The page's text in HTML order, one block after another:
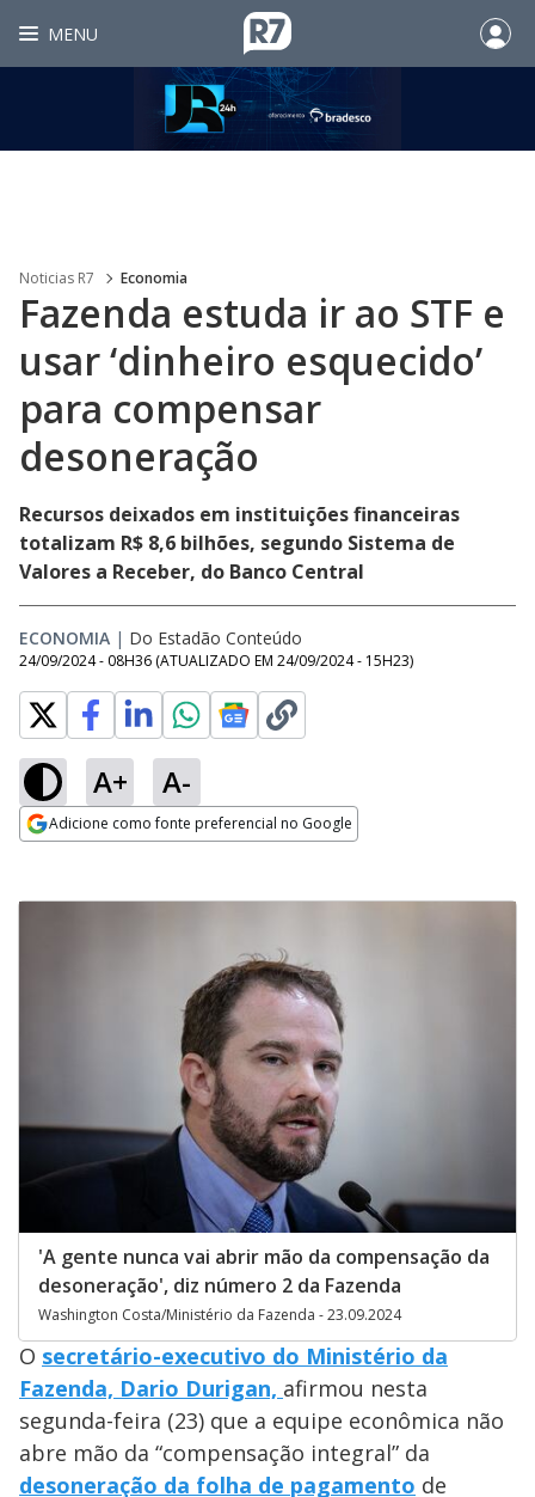
MENU
Noticias R7 Economia
Fazenda estuda ir ao STF e
usar ‘dinheiro esquecido’
para compensar
desoneração
Recursos deixados em instituições financeiras
totalizam R$ 8,6 bilhões, segundo Sistema de
Valores a Receber, do Banco Central
ECONOMIA | Do Estadão Conteúdo
24/09/2024 - 08H36 (ATUALIZADO EM 24/09/2024 - 15H23)
A+ A-
Adicione como fonte preferencial no Google
'A gente nunca vai abrir mão da compensação da
desoneração', diz número 2 da Fazenda
Washington Costa/Ministério da Fazenda - 23.09.2024
O secretário-executivo do Ministério da
Fazenda, Dario Durigan, afirmou nesta
segunda-feira (23) que a equipe econômica não
abre mão da “compensação integral” da
desoneração da folha de pagamento de